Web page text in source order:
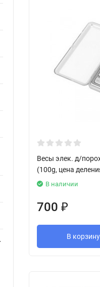
Весы элек. д/
(100g, цена
В наличии
700 ₽
В корзину